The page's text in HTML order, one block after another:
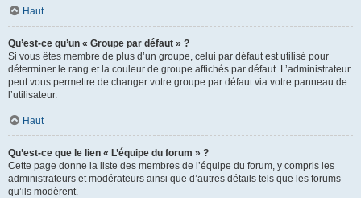
Haut
Qu’est-ce qu’un « Groupe par défaut » ?
Si vous êtes membre de plus d’un groupe, celui par défaut est utilisé pour
déterminer le rang et la couleur de groupe affichés par défaut. L’administrateur
peut vous permettre de changer votre groupe par défaut via votre panneau de
l’utilisateur.
Haut
Qu’est-ce que le lien « L’équipe du forum » ?
Cette page donne la liste des membres de l’équipe du forum, y compris les
administrateurs et modérateurs ainsi que d’autres détails tels que les forums
qu’ils modèrent.